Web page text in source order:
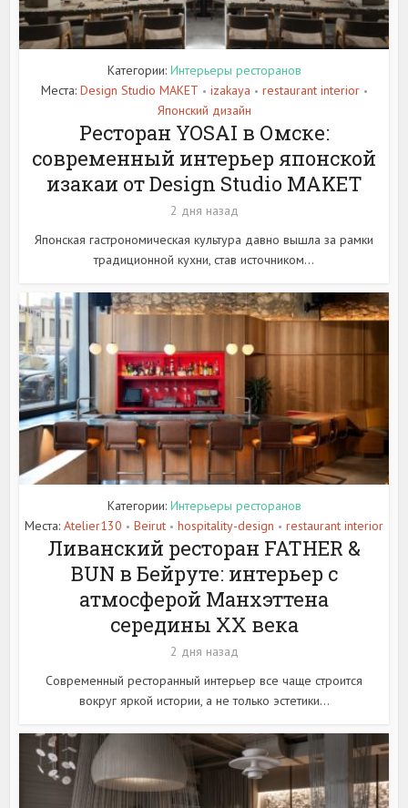
Категории: Интерьеры ресторанов
Места: Design Studio MAKET • izakaya • restaurant interior •
Японский дизайн
Ресторан YOSAI в Омске:
современный интерьер японской
изакаи от Design Studio MAKET
2 дня назад
Японская гастрономическая культура давно вышла за рамки
традиционной кухни, став источником...
Категории: Интерьеры ресторанов
Места: Atelier130 • Beirut • hospitality-design • restaurant interior
Ливанский ресторан FATHER &
BUN в Бейруте: интерьер с
атмосферой Манхэттена
середины XX века
2 дня назад
Современный ресторанный интерьер все чаще строится
вокруг яркой истории, а не только эстетики...